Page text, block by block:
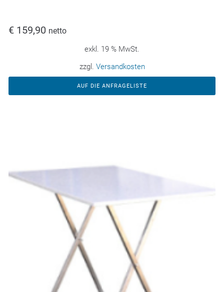
€ 159,90 netto
exkl. 19 % MwSt.
zzgl. Versandkosten
AUF DIE ANFRAGELISTE